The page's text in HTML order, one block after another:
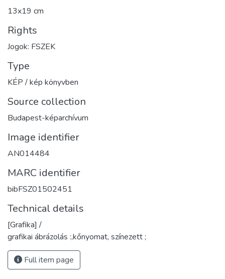
13x19 cm
Rights
Jogok: FSZEK
Type
KÉP / kép könyvben
Source collection
Budapest-képarchívum
Image identifier
AN014484
MARC identifier
bibFSZ01502451
Technical details
[Grafika] /
grafikai ábrázolás :,kőnyomat, színezett ;
Full item page